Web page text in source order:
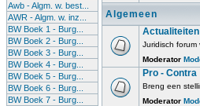
Awb - Algm. w. best...
AWR - Algm. w. inz...
BW Boek 1 - Burg...
BW Boek 2 - Burg...
BW Boek 3 - Burg...
BW Boek 4 - Burg...
BW Boek 5 - Burg...
BW Boek 6 - Burg...
BW Boek 7 - Burg...
Algemeen
Actualiteiten
Juridisch
Moderator
Pro - Contra
Breng een
Moderator